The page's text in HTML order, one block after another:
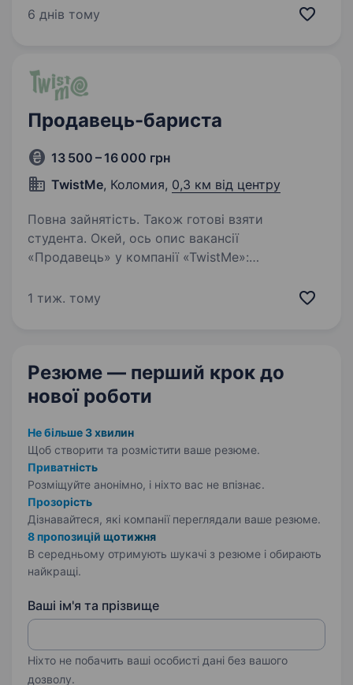
та приємний настрій. Якщо ти хочеш
6 днів тому
Продавець-бариста
13 500 – 16 000 грн
TwistMe, Коломия, 0,3 км від центру
Повна зайнятість. Також готові взяти
студента. Окей, ось опис вакансії
«Продавець» у компанії «TwistMe»:
частиною нашої команди в місті Коломия.
1 тиж. тому
Резюме — перший крок до
нової роботи
Не більше 3 хвилин
Щоб створити та розмістити ваше резюме.
Приватність
Розміщуйте анонімно, і ніхто вас не впізнає.
Прозорість
Дізнавайтеся, які компанії переглядали ваше резюме.
8 пропозицій щотижня
В середньому отримують шукачі з резюме і обирають
найкращі.
Ваші ім'я та прізвище
Ніхто не побачить ваші особисті дані без вашого
дозволу.